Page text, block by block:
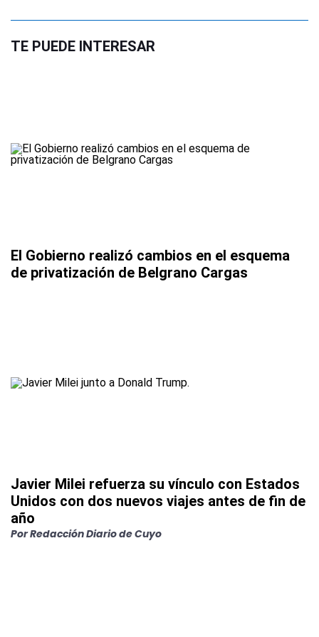
TE PUEDE INTERESAR
El Gobierno realizó cambios en el esquema
de privatización de Belgrano Cargas
Javier Milei refuerza su vínculo con Estados
Unidos con dos nuevos viajes antes de fin de
año
PorRedacción Diario de Cuyo